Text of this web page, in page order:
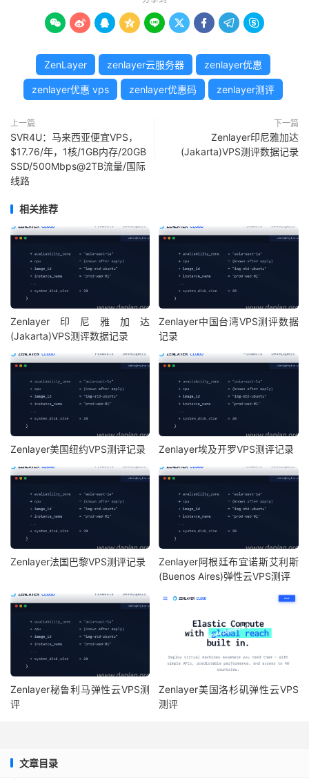
        
ZenLayer zenlayer云服务器 zenlayer优惠
zenlayer优惠 vps zenlayer优惠码 zenlayer测评
上一篇
SVR4U：马来西亚便宜VPS，
$17.76/年，1核/1GB内存/20GB
SSD/500Mbps@2TB流量/国际
线路
下一篇
Zenlayer印尼雅加达
(Jakarta)VPS测评数据记录
相关推荐
Zenlayer印尼雅加达
(Jakarta)VPS测评数据记录
Zenlayer中国台湾VPS测评数据
记录
Zenlayer美国纽约VPS测评记录 Zenlayer埃及开罗VPS测评记录
Zenlayer法国巴黎VPS测评记录
Zenlayer阿根廷布宜诺斯艾利斯
(Buenos Aires)弹性云VPS测评
Zenlayer秘鲁利马弹性云VPS测
评
Zenlayer美国洛杉矶弹性云VPS
测评
文章目录